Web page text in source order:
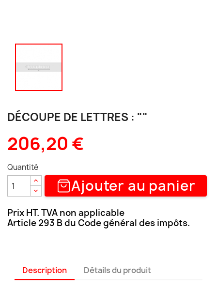
DÉCOUPE DE LETTRES : ""
206,20 €
Quantité
Ajouter au panier
Prix HT. TVA non applicable
Article 293 B du Code général des impôts.
Description Détails du produit